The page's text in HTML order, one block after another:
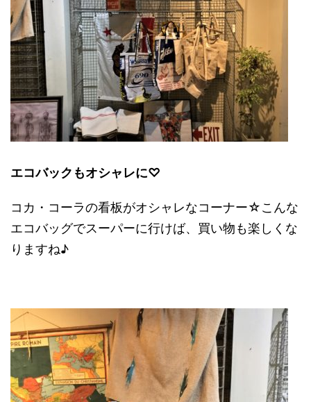
エコバックもオシャレに♡
コカ・コーラの看板がオシャレなコーナー☆こんな
エコバッグでスーパーに行けば、買い物も楽しくな
りますね♪